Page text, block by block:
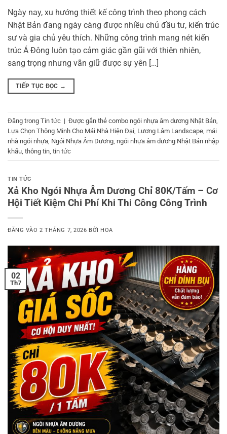
Ngày nay, xu hướng thiết kế công trình theo phong cách
Nhật Bản đang ngày càng được nhiều chủ đầu tư, kiến trúc
sư và gia chủ yêu thích. Những công trình mang nét kiến
trúc Á Đông luôn tạo cảm giác gần gũi với thiên nhiên,
sang trọng nhưng vẫn giữ được sự yên […]
TIẾP TỤC ĐỌC →
Đăng trong Tin tức | Được gắn thẻ combo ngói nhựa âm dương Nhật Bản
Lựa Chọn Thông Minh Cho Mái Nhà Hiện Đại Lương Lâm Landscape mái
nhà ngói nhựa Ngói Nhựa Âm Dương ngói nhựa âm dương Nhật Bản nhập
khẩu thông tin tin tức
TIN TỨC
Xả Kho Ngói Nhựa Âm Dương Chỉ 80K/Tấm – Cơ
Hội Tiết Kiệm Chi Phí Khi Thi Công Công Trình
ĐĂNG VÀO2 THÁNG 7, 2026 BỞI HOA
02
Th7